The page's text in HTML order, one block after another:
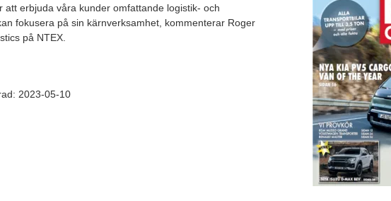
erbjuda våra kunder omfattande logistik- och
fokusera på sin kärnverksamhet, kommenterar Roger
på NTEX.
2023-05-10